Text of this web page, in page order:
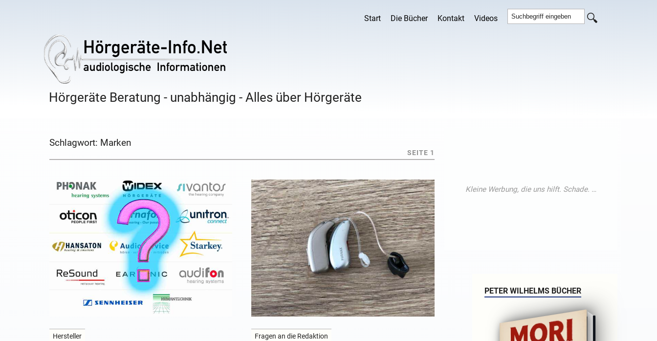
Start Die Bücher Kontakt Videos
Hörgeräte Beratung - unabhängig - Alles über Hörgeräte
Schlagwort: Marken
SEITE 1
Hersteller Fragen an die Redaktion
PETER WILHELMS BÜCHER